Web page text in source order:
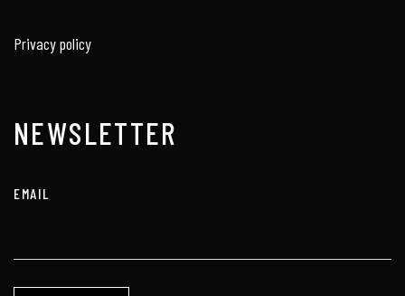
Privacy policy
NEWSLETTER
EMAIL